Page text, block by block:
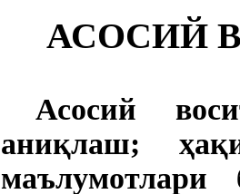
АСОСИЙ
Асосий
аниқлаш; ҳақ